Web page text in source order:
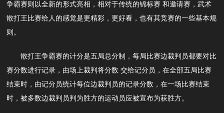
争霸赛则以全新的形式亮相，相对于传统的锦标赛 和邀请赛，武术
散打王比赛给人的感觉是更精彩，更好看，也有其竞赛的一些基本规
则。
散打王争霸赛的计分是五局总分制，每局比赛边裁判员都要对比
赛分数进行记录，由场上裁判将分数 交给记分员，在全部五局比赛
结束时，由记分员统计每位边裁判员的记录分数，在一场比赛结束
时，被多数边裁判员判为胜方的运动员应被宣布为获胜方。